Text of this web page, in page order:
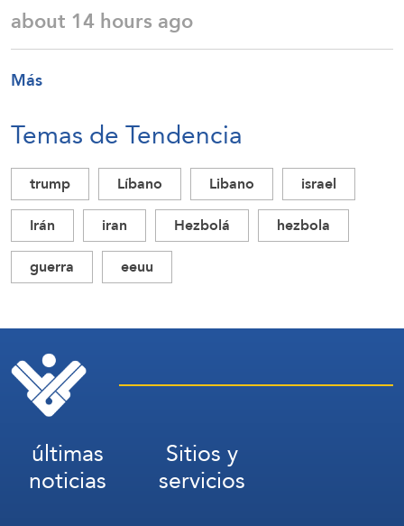
about 14 hours ago
Más
Temas de Tendencia
trump Líbano Libano
israel
Irán
iran Hezbolá
hezbola
guerra
eeuu
últimas
noticias
Sitios y
servicios